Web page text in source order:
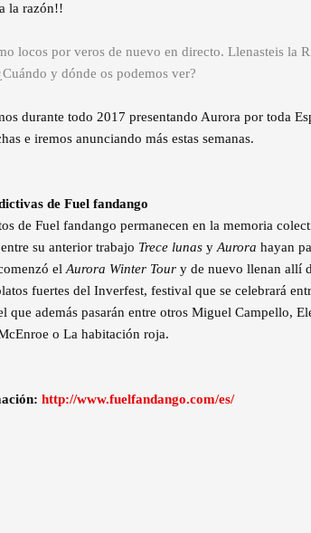
la razón!!
locos por veros de nuevo en directo. Llenasteis la
y dónde os podemos ver?
durante todo 2017 presentando Aurora por toda
e iremos anunciando más estas semanas.
de Fuel fandango
de Fuel fandango permanecen en la memoria
su anterior trabajo Trece lunas yAurora hayan
elAurora Winter Tour y de nuevo llenan allí
fuertes del Inverfest, festival que se celebrará
que además pasarán entre otros Miguel Campello,
o La habitación roja.
http://www.fuelfandango.com/es/